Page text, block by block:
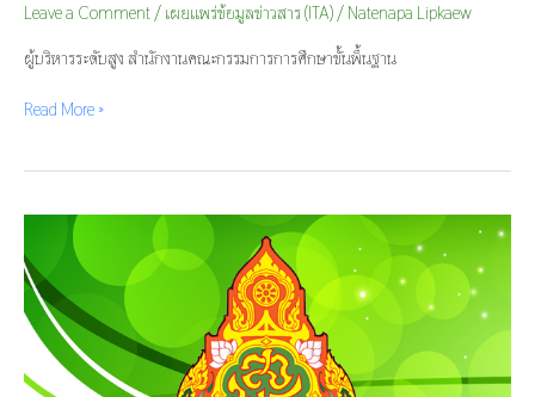
Leave a Comment / เผยแพร่ข้อมูลข่าวสาร (ITA) / Natenapa Lipkaew
ผู้บริหารระดับสูง สำนักงานคณะกรรมการการศึกษาขั้นพื้นฐาน
ระดับ
สูง
สพฐ.
Read More »
อ.ก.ค.ศ.
เขต
พื้นที่
การ
ศึกษา
ประถม